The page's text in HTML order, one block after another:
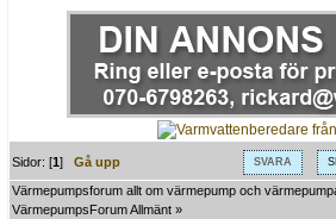
SVARA
Sidor: [1]Gå upp
Värmepumpsforum allt om värmepump och
VärmepumpsForum Allmänt »